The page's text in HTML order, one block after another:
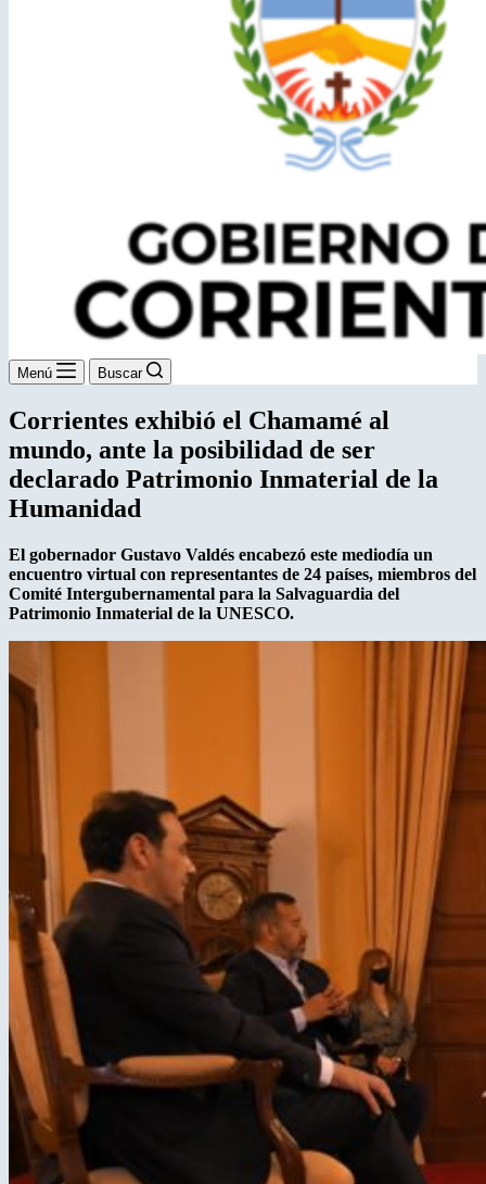
Menú Buscar
Corrientes exhibió el Chamamé al
mundo, ante la posibilidad de ser
declarado Patrimonio Inmaterial de la
Humanidad
El gobernador Gustavo Valdés encabezó este mediodía un
encuentro virtual con representantes de 24 países, miembros del
Comité Intergubernamental para la Salvaguardia del
Patrimonio Inmaterial de la UNESCO.